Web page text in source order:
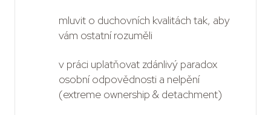
mluvit o duchovních kvalitách tak, aby
vám ostatní rozuměli
v práci uplatňovat zdánlivý paradox
osobní odpovědnosti a nelpění
(extreme ownership & detachment)